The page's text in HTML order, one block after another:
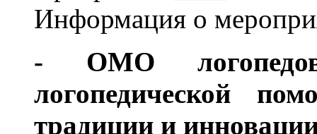
Информация о
- ОМО логопедов
логопедической
традиции и